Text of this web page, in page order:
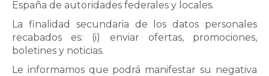
España de autoridades federales y locales.
La finalidad secundaria de los datos personales
recabados es: (i) enviar ofertas, promociones,
boletines y noticias.
Le informamos que podrá manifestar su negativa